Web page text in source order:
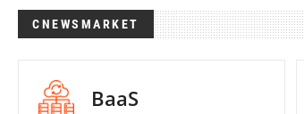
CNEWSMARKET
BaaS